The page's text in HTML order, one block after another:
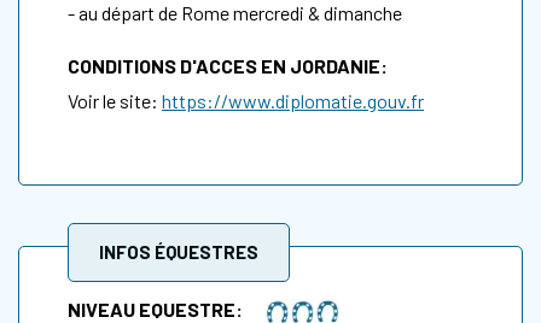
- au départ de Rome mercredi & dimanche
CONDITIONS D'ACCES EN JORDANIE:
Voir le site: https://www.diplomatie.gouv.fr
INFOS ÉQUESTRES
NIVEAU EQUESTRE: